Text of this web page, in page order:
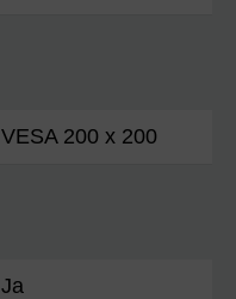
VESA 200 x 200
Ja